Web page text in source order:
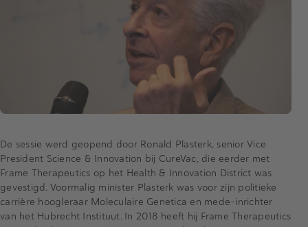
De sessie werd geopend door Ronald Plasterk, senior Vice
President Science & Innovation bij CureVac, die eerder met
Frame Therapeutics op het Health & Innovation District was
gevestigd. Voormalig minister Plasterk was voor zijn politieke
carrière hoogleraar Moleculaire Genetica en mede-inrichter
van het Hubrecht Instituut. In 2018 heeft hij Frame Therapeutics